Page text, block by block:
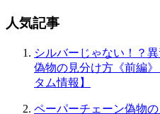
人気記事
シルバーじゃない！？
偽物の見分け方《前編
タム情報】
ペーパーチェーン偽物